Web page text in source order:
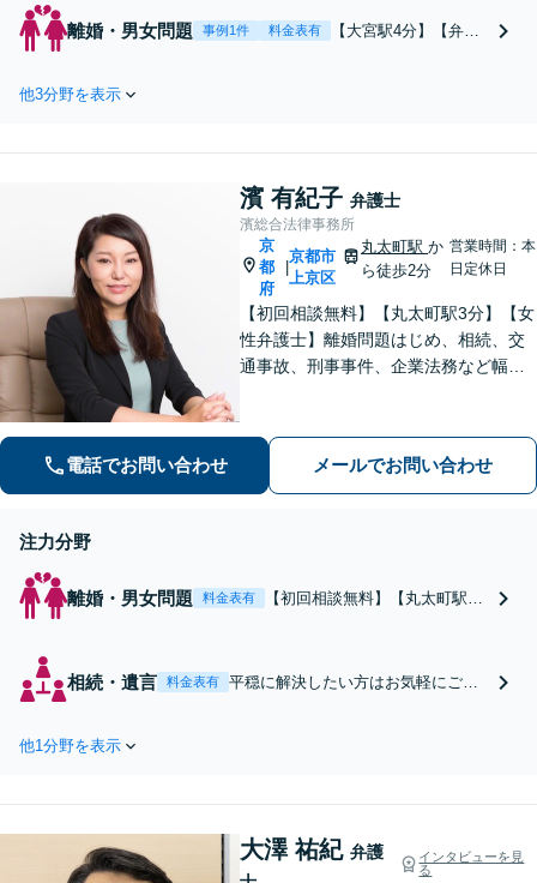
上の相談実績があります。被
害者との示談交渉の経験が豊
離婚・男女問題 事例1件 料金表有
【大宮駅4分】【弁護
対応しています。依頼
状況を丁寧にヒアリン
グし、最善の解決策を
ご提案します。お悩み
の際は、お気軽にご相
他3分野を表示
濱 有紀子 弁護士
濱総合法律事務所
京
都
府
|
京都市
上京区
丸太町駅か
ら徒歩2分
営業時間：本
日定休日
【初回相談無料】【丸太町駅3分】【女
性弁護士】離婚問題はじめ、相続、交
通事故、刑事事件、企業法務など幅広
します。【完全個室】
電話でお問い合わせ メールでお問い合わせ
注力分野
離婚・男女問題 料金表有
【初回相談無料】【丸太町駅3
費、または、調停申立てに関す
相続・遺言 料金表有
平穏に解決したい方はお気軽にご相
担を軽減できるよう努めます【完全
太町駅3分】
他1分野を表示
大澤 祐紀 弁護
インタビューを見
る